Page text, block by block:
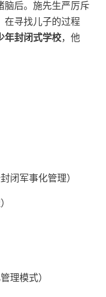
脑后。施先生严厉斥
在寻找儿子的过程
年封闭式学校，他
闭军事化管理）
理模式）